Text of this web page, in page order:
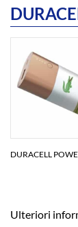
DURACELL
Ulteriori